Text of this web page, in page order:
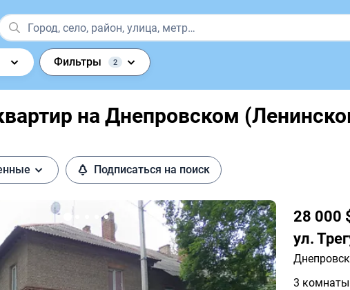
Фильтры 2
на Днепровском
Подписаться на поиск
28 000
ул.
3 комнаты